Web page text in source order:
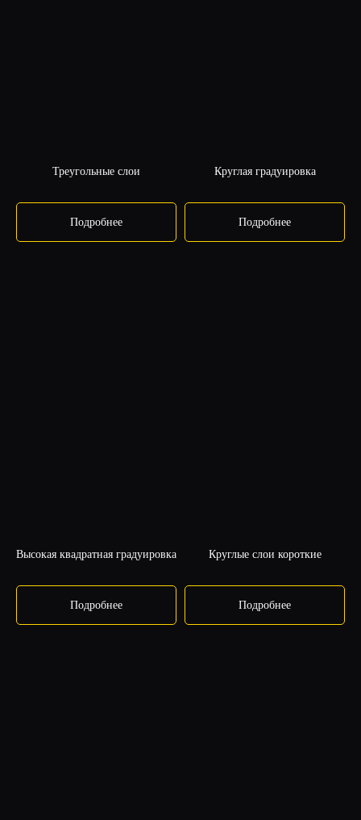
Треугольные слои
Подробнее
Круглая градуировка
Подробнее
Высокая квадратная градуировка
Подробнее
Круглые слои короткие
Подробнее